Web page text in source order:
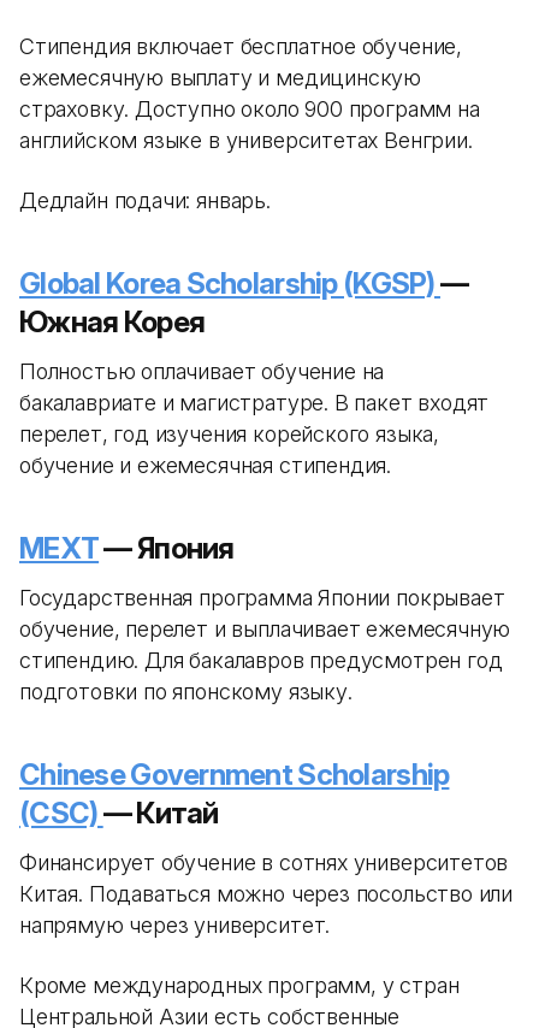
Стипендия включает бесплатное обучение,
ежемесячную выплату и медицинскую
страховку. Доступно около 900 программ на
английском языке в университетах Венгрии.
Дедлайн подачи: январь.
Global Korea Scholarship (KGSP)—
Южная Корея
Полностью оплачивает обучение на
бакалавриате и магистратуре. В пакет входят
перелет, год изучения корейского языка,
обучение и ежемесячная стипендия.
MEXT— Япония
Государственная программа Японии покрывает
обучение, перелет и выплачивает ежемесячную
стипендию. Для бакалавров предусмотрен год
подготовки по японскому языку.
Chinese Government Scholarship
(CSC)— Китай
Финансирует обучение в сотнях университетов
Китая. Подаваться можно через посольство или
напрямую через университет.
Кроме международных программ, у стран
Центральной Азии есть собственные